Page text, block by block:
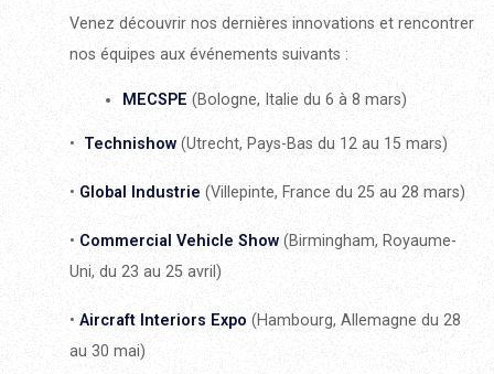
Venez découvrir nos dernières innovations et rencontrer
nos équipes aux événements suivants :
MECSPE (Bologne, Italie du 6 à 8 mars)
• Technishow (Utrecht, Pays-Bas du 12 au 15 mars)
• Global Industrie (Villepinte, France du 25 au 28 mars)
• Commercial Vehicle Show (Birmingham, Royaume-
Uni, du 23 au 25 avril)
• Aircraft Interiors Expo (Hambourg, Allemagne du 28
au 30 mai)